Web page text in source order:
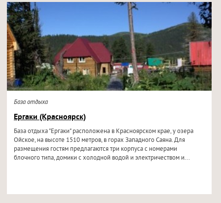
База отдыха
Ергаки (Красноярск)
База отдыха "Ергаки" расположена в Красноярском крае, у озера
Ойское, на высоте 1510 метров, в горах Западного Саяна. Для
размещения гостям предлагаются три корпуса с номерами
блочного типа, домики с холодной водой и электричеством и...